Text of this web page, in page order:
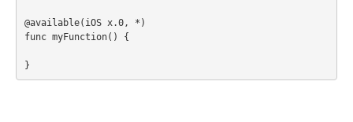
@available(iOS x.0, *)
func myFunction() {